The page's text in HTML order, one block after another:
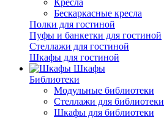
Кресла
Бескаркасные кресла
Полки для гостиной
Пуфы и банкетки для гостиной
Стеллажи для гостиной
Шкафы для гостиной
Шкафы
Библиотеки
Модульные библиотеки
Стеллажи для библиотеки
Шкафы для библиотеки